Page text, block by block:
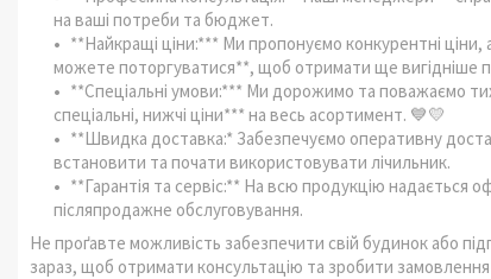
на ваші потреби та бюджет.
**Найкращі ціни:*** Ми пропонуємо конкурентні ціни,
можете поторгуватися**, щоб отримати ще вигідніше
**Спеціальні умови:*** Ми дорожимо та поважаємо
спеціальні, нижчі ціни*** на весь асортимент. 💙💛
**Швидка доставка:* Забезпечуємо оперативну
встановити та почати використовувати лічильник.
**Гарантія та сервіс:** На всю продукцію надається
післяпродажне обслуговування.
Не проґавте можливість забезпечити свій будинок або
зараз, щоб отримати консультацію та зробити